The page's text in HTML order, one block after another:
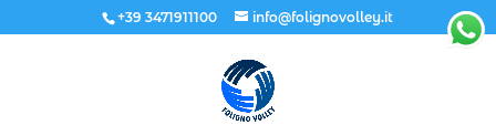
+39 3471911100 info@folignovolley.it